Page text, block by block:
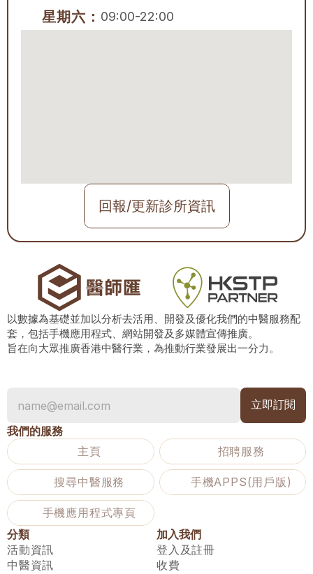
星期六： 09:00-22:00
回報/更新診所資訊
以數據為基礎並加以分析去活用、開發及優化我們的中醫服務配
套，包括手機應用程式、網站開發及多媒體宣傳推廣。
旨在向大眾推廣香港中醫行業，為推動行業發展出一分力。
我們的服務
主頁
招聘服務
搜尋中醫服務 手機APPS(用戶版)
手機應用程式專頁
分類
活動資訊
中醫資訊
加入我們
登入及註冊
收費